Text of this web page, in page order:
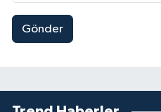
Gönder